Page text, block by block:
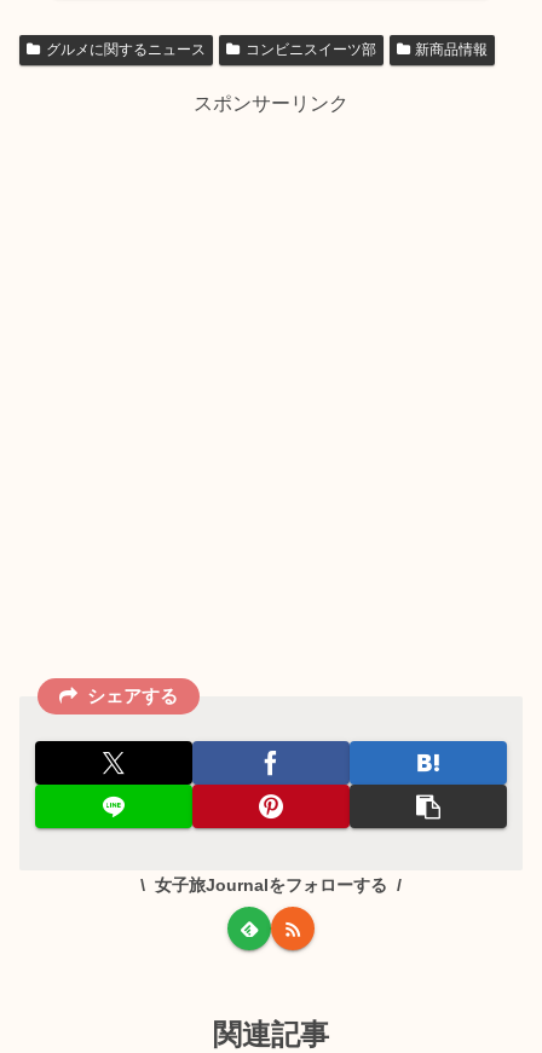
グルメに関するニュース コンビニスイーツ部 新商品情報
スポンサーリンク
シェアする
女子旅Journalをフォローする
関連記事